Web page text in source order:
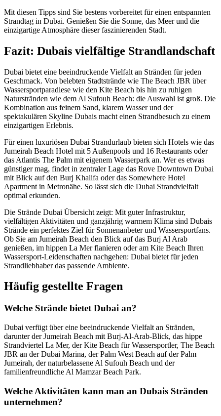
Mit diesen Tipps sind Sie bestens vorbereitet für einen entspannten
Strandtag in Dubai. Genießen Sie die Sonne, das Meer und die
einzigartige Atmosphäre dieser faszinierenden Stadt.
Fazit: Dubais vielfältige Strandlandschaft
Dubai bietet eine beeindruckende Vielfalt an Stränden für jeden
Geschmack. Von belebten Stadtstrände wie The Beach JBR über
Wassersportparadiese wie den Kite Beach bis hin zu ruhigen
Naturstränden wie dem Al Sufouh Beach: die Auswahl ist groß. Die
Kombination aus feinem Sand, klarem Wasser und der
spektakulären Skyline Dubais macht einen Strandbesuch zu einem
einzigartigen Erlebnis.
Für einen luxuriösen Dubai Strandurlaub bieten sich Hotels wie das
Jumeirah Beach Hotel mit 5 Außenpools und 16 Restaurants oder
das Atlantis The Palm mit eigenem Wasserpark an. Wer es etwas
günstiger mag, findet in zentraler Lage das Rove Downtown Dubai
mit Blick auf den Burj Khalifa oder das Somewhere Hotel
Apartment in Metronähe. So lässt sich die Dubai Strandvielfalt
optimal erkunden.
Die Strände Dubai Übersicht zeigt: Mit guter Infrastruktur,
vielfältigen Aktivitäten und ganzjährig warmem Klima sind Dubais
Strände ein perfektes Ziel für Sonnenanbeter und Wassersportfans.
Ob Sie am Jumeirah Beach den Blick auf das Burj Al Arab
genießen, im hippen La Mer flanieren oder am Kite Beach Ihren
Wassersport-Leidenschaften nachgehen: Dubai bietet für jeden
Strandliebhaber das passende Ambiente.
Häufig gestellte Fragen
Welche Strände bietet Dubai an?
Dubai verfügt über eine beeindruckende Vielfalt an Stränden,
darunter der Jumeirah Beach mit Burj-Al-Arab-Blick, das hippe
Strandviertel La Mer, der Kite Beach für Wassersportler, The Beach
JBR an der Dubai Marina, der Palm West Beach auf der Palm
Jumeirah, der naturbelassene Al Sufouh Beach und der
familienfreundliche Al Mamzar Beach Park.
Welche Aktivitäten kann man an Dubais Stränden
unternehmen?